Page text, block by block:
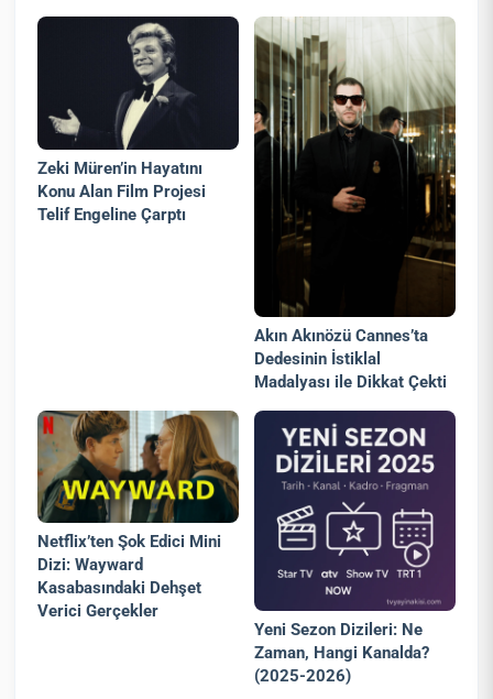
Zeki Müren’in Hayatını
Konu Alan Film Projesi
Telif Engeline Çarptı
Akın Akınözü Cannes’ta
Dedesinin İstiklal
Madalyası ile Dikkat Çekti
Netflix’ten Şok Edici Mini
Dizi: Wayward
Kasabasındaki Dehşet
Verici Gerçekler
Yeni Sezon Dizileri: Ne
Zaman, Hangi Kanalda?
(2025-2026)